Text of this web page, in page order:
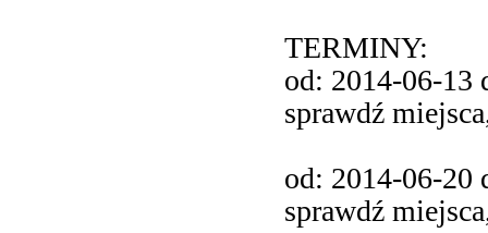
TERMINY:
od: 2014-06-13
sprawdź
od: 2014-06-20
sprawdź